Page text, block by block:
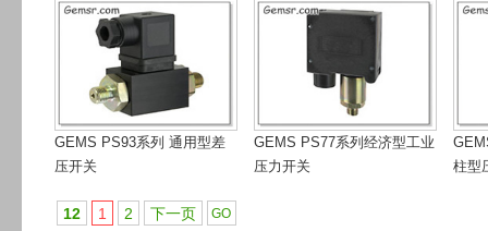
GEMS PS93系列 通用型差
压开关
GEMS PS77系列经济型工业
压力开关
柱型
12 1 2 下一页